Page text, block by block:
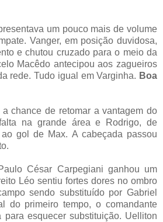
um pouco mais de volume
Vanger, em posição duvidosa,
e chutou cruzado para o meio da
Macêdo antecipou aos zagueiros
rede. Tudo igual em Varginha. Boa
chance de retomar a vantagem do
na grande área e Rodrigo, de
gol de Max. A cabeçada passou
César Carpegiani ganhou um
Léo sentiu fortes dores no ombro
sendo substituído por Gabriel
do primeiro tempo, o comandante
para esquecer substituição. Uelliton